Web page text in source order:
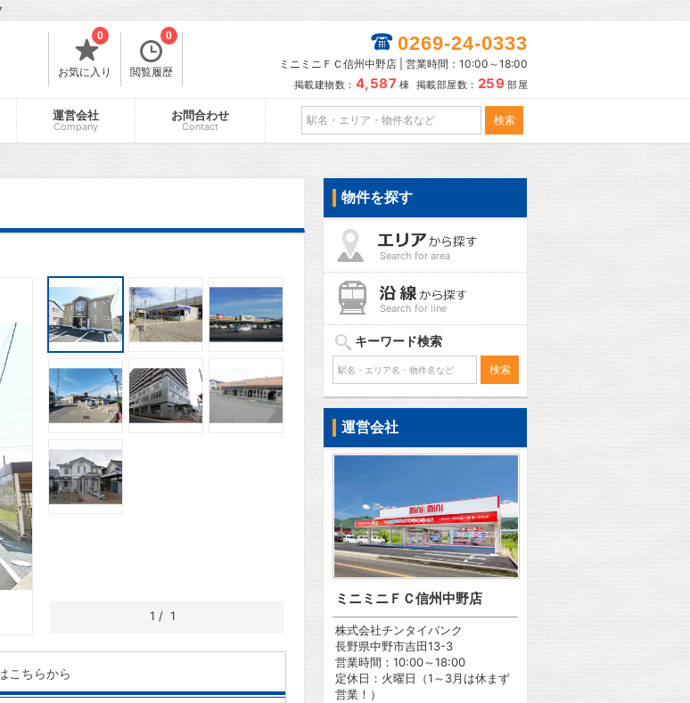
お気に入り
0
閲覧履歴
0 0269-24-0333
ミニミニＦＣ信州中野店 | 営業時間：10:00～18:00
掲載建物数： 4,587 棟 掲載部屋数： 259 部屋
運営会社
Company
お問合わせ
Contact
1 / 1
こちらから
物件を探す
Search for area
Search for line
キーワード検索
運営会社
ミニミニＦＣ信州中野店
株式会社チンタイバンク
長野県中野市吉田13-3
営業時間：10:00～18:00
定休日：火曜日（1～3月は休まず
営業！）